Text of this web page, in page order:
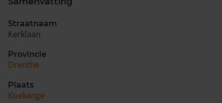
Straatnaam
Kerklaan
Provincie
Drenthe
Plaats
Koekange